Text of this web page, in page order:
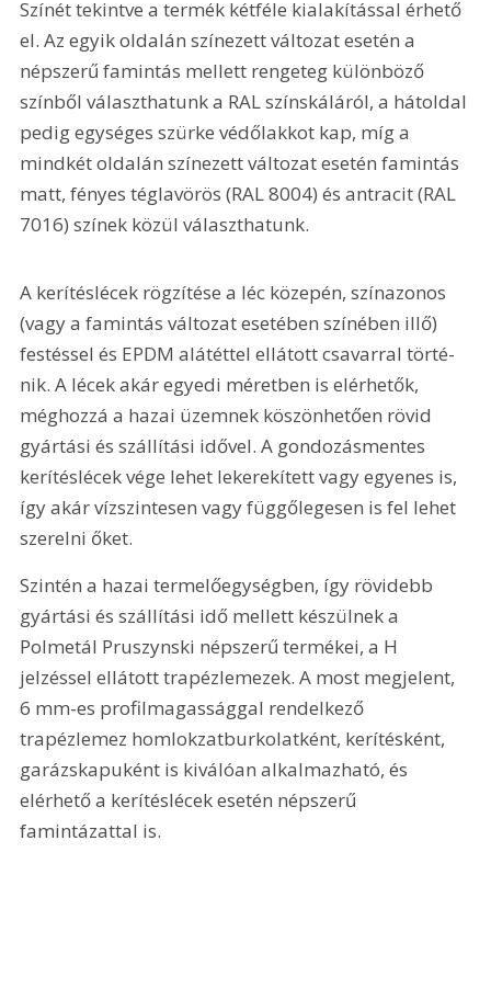
Színét tekintve a termék kétféle kialakítással érhető
el. Az egyik oldalán színezett változat esetén a
népszerű famintás mellett rengeteg különböző
színből választhatunk a RAL színskáláról, a hátoldal
pedig egységes szürke védőlakkot kap, míg a
mindkét oldalán színezett változat esetén famintás
matt, fényes téglavörös (RAL 8004) és antracit (RAL
7016) színek közül választhatunk.
A kerítéslécek rögzítése a léc közepén, színazonos
(vagy a famintás változat esetében színében illő)
festéssel és EPDM alátéttel ellátott csavarral törté­
nik. A lécek akár egyedi méretben is elérhetők,
méghozzá a hazai üzemnek köszönhetően rövid
gyártási és szállítási idővel. A gondozásmentes
kerítéslécek vége lehet lekerekített vagy egyenes is,
így akár vízszintesen vagy függőlegesen is fel lehet
szerelni őket.
Szintén a hazai termelőegységben, így rövidebb
gyártási és szállítási idő mellett készülnek a
Polmetál Pruszynski népszerű termékei, a H
jelzéssel ellátott trapézlemezek. A most megjelent,
6 mm-es profilmagassággal rendelkező
trapézlemez homlokzatburkolatként, kerítésként,
garázskapuként is kiválóan alkalmazható, és
elérhető a kerítéslécek esetén népszerű
famintázattal is.